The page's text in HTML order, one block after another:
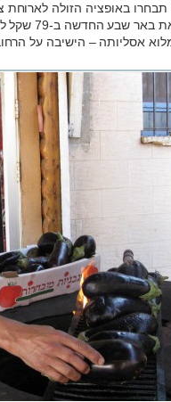
באופציה הזולה לארוחת
שבערביקה
אסליותה – הישיבה על